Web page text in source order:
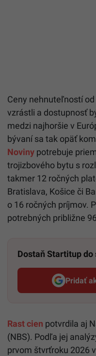
Ceny nehnuteľností
vzrástli a dostupnosť
medzi najhoršie v
bývaní sa tak opäť
Noviny potrebuje
trojizbového bytu s
takmer 12 ročných
Bratislava, Košice či
o 16 ročných príjmov.
potrebných približne
Dostaň Startitup
Pridať
Rast cien potvrdila aj
(NBS). Podľa jej
prvom štvrťroku 2026